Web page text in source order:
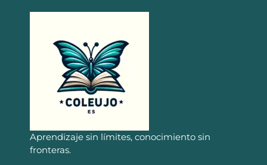
Aprendizaje sin límites, conocimiento sin
fronteras.